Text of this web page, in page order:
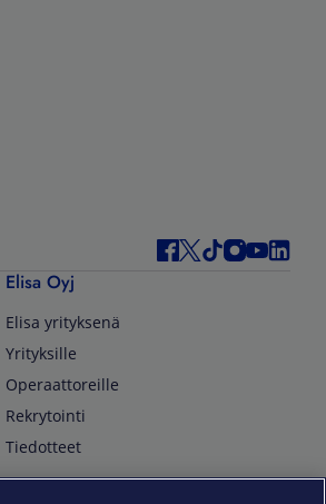
Elisa Oyj
Elisa yrityksenä
Yrityksille
Operaattoreille
Rekrytointi
Tiedotteet